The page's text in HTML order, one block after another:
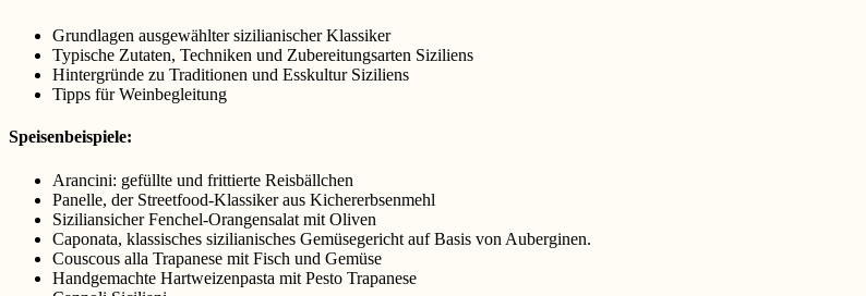
Grundlagen ausgewählter sizilianischer Klassiker
Typische Zutaten, Techniken und Zubereitungsarten Siziliens
Hintergründe zu Traditionen und Esskultur Siziliens
Tipps für Weinbegleitung
Speisenbeispiele:
Arancini: gefüllte und frittierte Reisbällchen
Panelle, der Streetfood-Klassiker aus Kichererbsenmehl
Siziliansicher Fenchel-Orangensalat mit Oliven
Caponata, klassisches sizilianisches Gemüsegericht auf Basis von Auberginen.
Couscous alla Trapanese mit Fisch und Gemüse
Handgemachte Hartweizenpasta mit Pesto Trapanese